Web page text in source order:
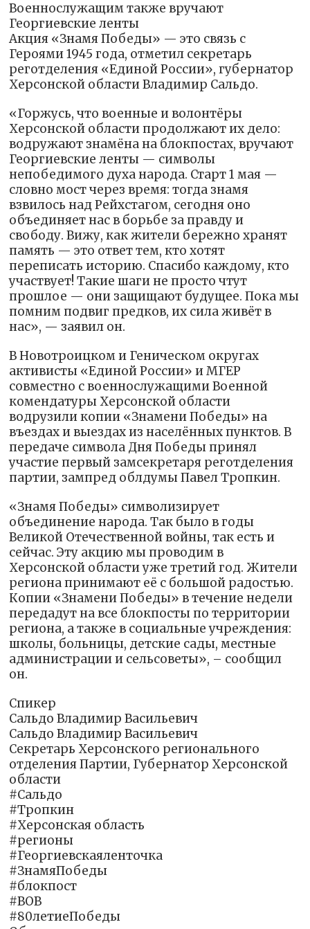
Военнослужащим также вручают
Георгиевские ленты
Акция «Знамя Победы» — это связь с
Героями 1945 года, отметил секретарь
реготделения «Единой России», губернатор
Херсонской области Владимир Сальдо.
«Горжусь, что военные и волонтёры
Херсонской области продолжают их дело:
водружают знамёна на блокпостах, вручают
Георгиевские ленты — символы
непобедимого духа народа. Старт 1 мая —
словно мост через время: тогда знамя
взвилось над Рейхстагом, сегодня оно
объединяет нас в борьбе за правду и
свободу. Вижу, как жители бережно хранят
память — это ответ тем, кто хотят
переписать историю. Спасибо каждому, кто
участвует! Такие шаги не просто чтут
прошлое — они защищают будущее. Пока мы
помним подвиг предков, их сила живёт в
нас», — заявил он.
В Новотроицком и Геническом округах
активисты «Единой России» и МГЕР
совместно с военнослужащими Военной
комендатуры Херсонской области
водрузили копии «Знамени Победы» на
въездах и выездах из населённых пунктов. В
передаче символа Дня Победы принял
участие первый замсекретаря реготделения
партии, зампред облдумы Павел Тропкин.
«Знамя Победы» символизирует
объединение народа. Так было в годы
Великой Отечественной войны, так есть и
сейчас. Эту акцию мы проводим в
Херсонской области уже третий год. Жители
региона принимают её с большой радостью.
Копии «Знамени Победы» в течение недели
передадут на все блокпосты по территории
региона, а также в социальные учреждения:
школы, больницы, детские сады, местные
администрации и сельсоветы», – сообщил
он.
Спикер
Сальдо Владимир Васильевич
Сальдо Владимир Васильевич
Секретарь Херсонского регионального
отделения Партии, Губернатор Херсонской
области
#Сальдо
#Тропкин
#Херсонская область
#регионы
#Георгиевскаяленточка
#ЗнамяПобеды
#блокпост
#ВОВ
#80летиеПобеды